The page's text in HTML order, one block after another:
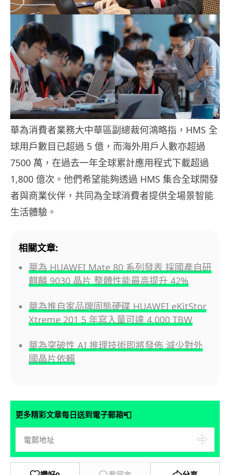
華為消費者業務大中華區副總裁何鴻略指，HMS 全
球用戶數目已超過 5 億，而海外用戶人數亦超過
7500 萬，在過去一年全球累計應用程式下載超過
1,800 億次。他們希望能夠透過 HMS 集合全球開發
者與商業伙伴，共同為全球消費者提供全場景智能
生活體驗。
相關文章:
華為 HUAWEI Mate 80 系列發表 採國產自研
麒麟 9030 晶片 整體性能最高提升 42%
華為推自家品牌固態硬碟 HUAWEI eKitStor
Xtreme 201 5 年寫入量可達 4,000 TBW
華為突破性 AI 推理技術即將發佈 減少對外
國晶片依賴
更多精彩文章每日送到電子郵箱📮